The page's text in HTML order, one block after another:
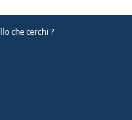
che cerchi ?